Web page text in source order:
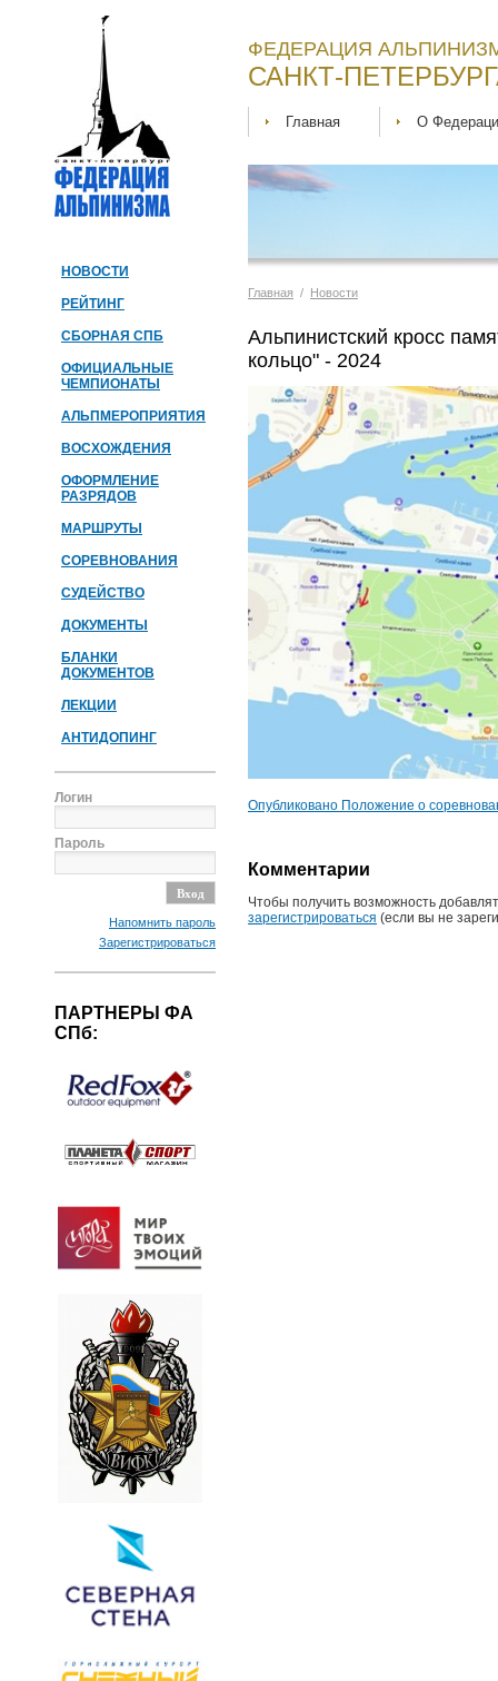
НОВОСТИ
РЕЙТИНГ
СБОРНАЯ СПБ
ОФИЦИАЛЬНЫЕ
ЧЕМПИОНАТЫ
АЛЬПМЕРОПРИЯТИЯ
ВОСХОЖДЕНИЯ
ОФОРМЛЕНИЕ
РАЗРЯДОВ
МАРШРУТЫ
СОРЕВНОВАНИЯ
СУДЕЙСТВО
ДОКУМЕНТЫ
БЛАНКИ
ДОКУМЕНТОВ
ЛЕКЦИИ
АНТИДОПИНГ
Логин
Пароль
Напомнить пароль
Зарегистрироваться
ПАРТНЕРЫ ФА
СПб:
ФЕДЕРАЦИЯ
САНКТ-
Главная О
Главная / Новости
Альпинистский кросс
кольцо" - 2024
Опубликовано Положение о
Комментарии
Чтобы получить возможность
зарегистрироваться (если вы не